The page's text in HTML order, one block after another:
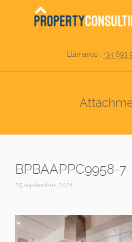
Llámanos : +34 693
BPBAAPPC9958-7
25 septiembre, 2021